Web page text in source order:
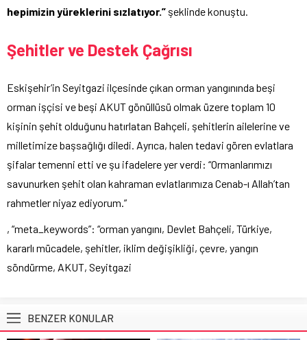
hepimizin yüreklerini sızlatıyor.” şeklinde konuştu.
Şehitler ve Destek Çağrısı
Eskişehir’in Seyitgazi ilçesinde çıkan orman yangınında beşi
orman işçisi ve beşi AKUT gönüllüsü olmak üzere toplam 10
kişinin şehit olduğunu hatırlatan Bahçeli, şehitlerin ailelerine ve
milletimize başsağlığı diledi. Ayrıca, halen tedavi gören evlatlara
şifalar temenni etti ve şu ifadelere yer verdi: “Ormanlarımızı
savunurken şehit olan kahraman evlatlarımıza Cenab-ı Allah’tan
rahmetler niyaz ediyorum.”
, “meta_keywords”: “orman yangını, Devlet Bahçeli, Türkiye,
kararlı mücadele, şehitler, iklim değişikliği, çevre, yangın
söndürme, AKUT, Seyitgazi
BENZER KONULAR